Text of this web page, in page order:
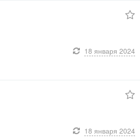
18 января 2024
18 января 2024